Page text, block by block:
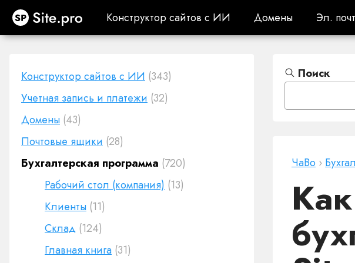
Site.pro Конструктор сайтов с ИИ
Конструктор сайтов с ИИ Домены
Домены Эл.
Эл.
Конструктор сайтов с ИИ (343)
Учетная запись и платежи (32)
Домены (43)
Почтовые ящики (28)
Бухгалтерская программа (720)
Рабочий стол (компания) (13)
Клиенты (11)
Cклад (124)
Главная книга (31)
Поиск
ЧаВо ›